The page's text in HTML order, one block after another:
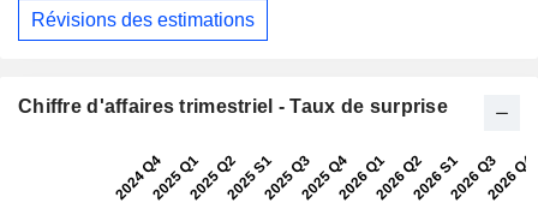
Révisions des estimations
Chiffre d'affaires trimestriel - Taux de surprise